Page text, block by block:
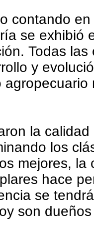
contando
se exhibió
Todas las
y
la
los
mejores, la
hace
se
son